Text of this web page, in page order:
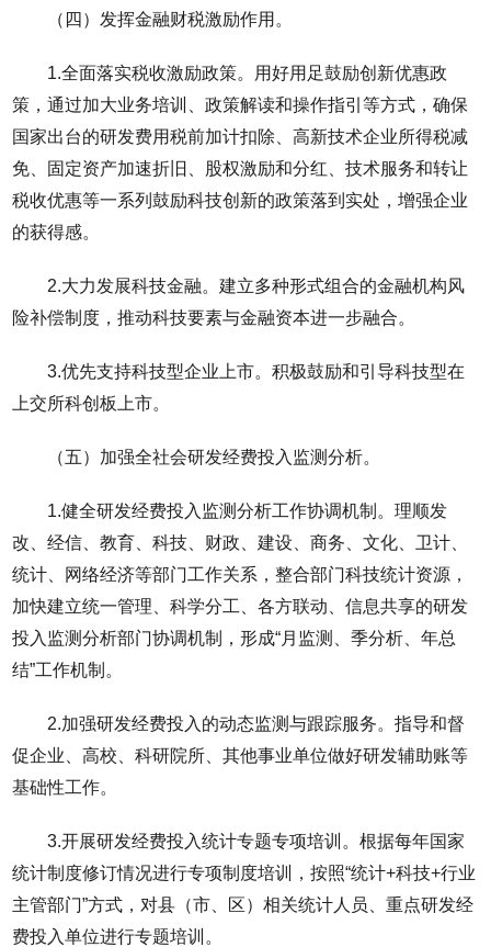
（四）发挥金融财税激励作用。
1.全面落实税收激励政策。用好用足鼓励创新优惠政
策，通过加大业务培训、政策解读和操作指引等方式，确保
国家出台的研发费用税前加计扣除、高新技术企业所得税减
免、固定资产加速折旧、股权激励和分红、技术服务和转让
税收优惠等一系列鼓励科技创新的政策落到实处，增强企业
的获得感。
2.大力发展科技金融。建立多种形式组合的金融机构风
险补偿制度，推动科技要素与金融资本进一步融合。
3.优先支持科技型企业上市。积极鼓励和引导科技型在
上交所科创板上市。
（五）加强全社会研发经费投入监测分析。
1.健全研发经费投入监测分析工作协调机制。理顺发
改、经信、教育、科技、财政、建设、商务、文化、卫计、
统计、网络经济等部门工作关系，整合部门科技统计资源，
加快建立统一管理、科学分工、各方联动、信息共享的研发
投入监测分析部门协调机制，形成“月监测、季分析、年总
结”工作机制。
2.加强研发经费投入的动态监测与跟踪服务。指导和督
促企业、高校、科研院所、其他事业单位做好研发辅助账等
基础性工作。
3.开展研发经费投入统计专题专项培训。根据每年国家
统计制度修订情况进行专项制度培训，按照“统计+科技+行业
主管部门”方式，对县（市、区）相关统计人员、重点研发经
费投入单位进行专题培训。